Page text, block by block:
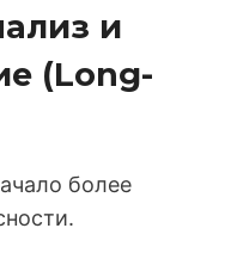
и
(Long-
более